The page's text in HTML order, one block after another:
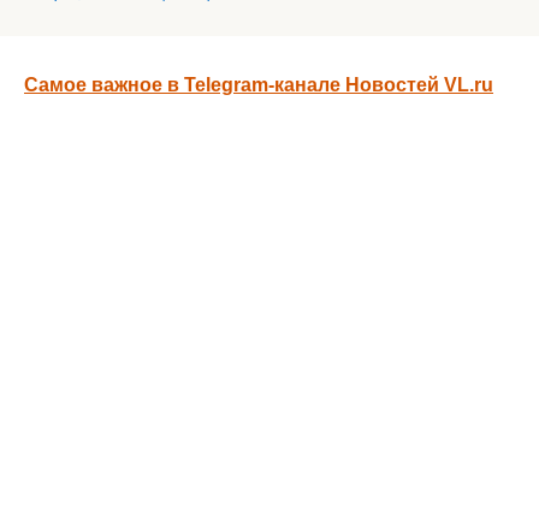
Самое важное в Telegram-канале Новостей VL.ru